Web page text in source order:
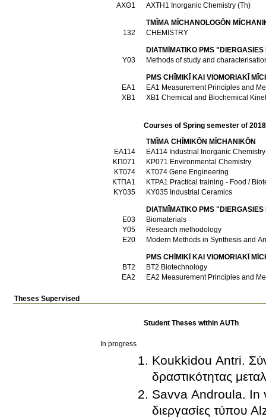
ΑΧΘ1
AXTH1 Inorganic Chemistry (Th)
TMĪMA MĪCΗANOLOGŌN
132
CHEMISTRY
DIATMĪMATIKO PMS
Υ03
Methods of study and
PMS CΗĪMIKĪ KAI VIOMORIAKĪ
ΕΑ1
EA1 Measurement Principles
ΧΒ1
XB1 Chemical and Biochemical
Courses of Spring semester of
TMĪMA CΗĪMIKŌN MĪCΗANIKŌN
ΕΑ114
EA114 Industrial Inorganic Chemistry
ΚΠ071
KP071 Environmental Chemistry
ΚΤ074
KT074 Gene Engineering
ΚΤΠΑ1
KTPA1 Practical training - Food /
ΚΥ035
KY035 Industrial Ceramics
DIATMĪMATIKO PMS
Ε03
Biomaterials
Υ05
Research methodology
Ε20
Modern Methods in Synthesis and
PMS CΗĪMIKĪ KAI VIOMORIAKĪ
ΒΤ2
BT2 Biotechnology
ΕΑ2
EA2 Measurement Principles
Theses Supervised
Student Theses within AUTh
In progress
Koukkidou Antri.
δραστικότητας
Savva Androula. In
διεργασίες τύπου